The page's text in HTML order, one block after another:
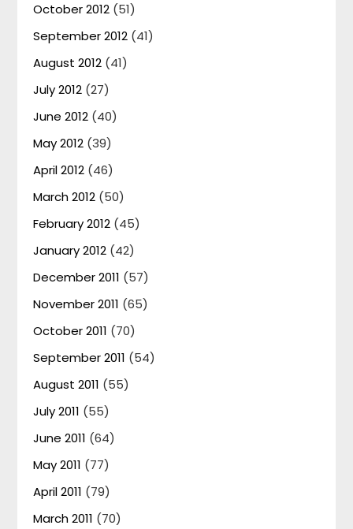
October 2012 (51)
September 2012 (41)
August 2012 (41)
July 2012 (27)
June 2012 (40)
May 2012 (39)
April 2012 (46)
March 2012 (50)
February 2012 (45)
January 2012 (42)
December 2011 (57)
November 2011 (65)
October 2011 (70)
September 2011 (54)
August 2011 (55)
July 2011 (55)
June 2011 (64)
May 2011 (77)
April 2011 (79)
March 2011 (70)